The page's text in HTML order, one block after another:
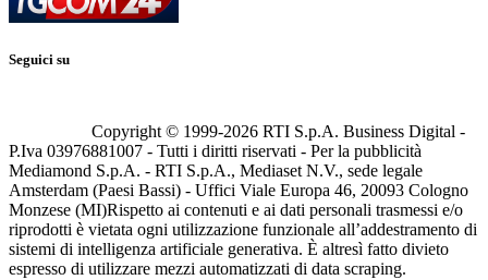
Seguici su
Copyright © 1999-2026 RTI S.p.A. Business Digital -
P.Iva 03976881007 - Tutti i diritti riservati - Per la pubblicità
Mediamond S.p.A. - RTI S.p.A., Mediaset N.V., sede legale
Amsterdam (Paesi Bassi) - Uffici Viale Europa 46, 20093 Cologno
Monzese (MI)Rispetto ai contenuti e ai dati personali trasmessi e/o
riprodotti è vietata ogni utilizzazione funzionale all’addestramento di
sistemi di intelligenza artificiale generativa. È altresì fatto divieto
espresso di utilizzare mezzi automatizzati di data scraping.